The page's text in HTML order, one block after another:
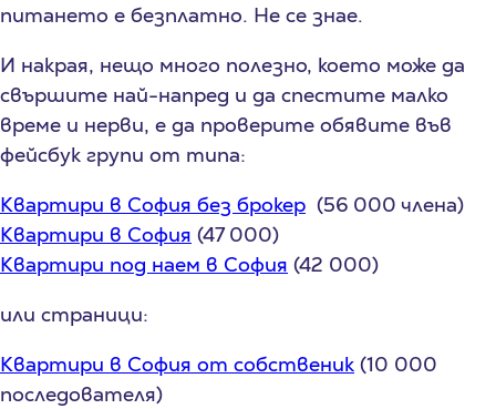
питането е безплатно. Не се знае.
И накрая, нещо много полезно, което може да
свършите най-напред и да спестите малко
време и нерви, е да проверите обявите във
фейсбук групи от типа:
Квартири в София без брокер (56 000 члена)
Квартири в София (47 000)
Квартири под наем в София (42 000)
или страници:
Квартири в София от собственик (10 000
последователя)